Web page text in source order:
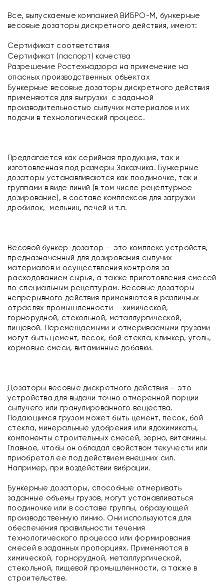
Все, выпускаемые компанией ВИБРО-М, бункерные
весовые дозаторы дискретного действия, имеют:
Сертификат соответствия
Сертификат (паспорт) качества
Разрешение Ростехнадзора на применение на
опасных производственных объектах
Бункерные весовые дозаторы дискретного действия
применяются для выгрузки с заданной
производительностью сыпучих материалов и их
подачи в технологический процесс.
Предлагается как серийная продукция, так и
изготовленная под размеры Заказчика. Бункерные
дозаторы устанавливаются как поодиночке, так и
группами в виде линий (в том числе рецептурное
дозирование), в составе комплексов для загрузки
дробилок, мельниц, печей и т.п.
Весовой бункер-дозатор – это комплекс устройств,
предназначенный для дозирования сыпучих
материалов и осуществления контроля за
расходованием сырья, а также приготовления смесей
по специальным рецептурам. Весовые дозаторы
непрерывного действия применяются в различных
отраслях промышленности – химической,
горнорудной, стекольной, металлургической,
пищевой. Перемещаемыми и отмериваемыми грузами
могут быть цемент, песок, бой стекла, клинкер, уголь,
кормовые смеси, витаминные добавки.
Дозаторы весовые дискретного действия – это
устройства для выдачи точно отмеренной порции
сыпучего или гранулированного вещества.
Подающимся грузом может быть цемент, песок, бой
стекла, минеральные удобрения или ядохимикаты,
компоненты строительных смесей, зерно, витамины.
Главное, чтобы он обладал свойством текучести или
приобретал ее под действием внешних сил.
Например, при воздействии вибрации.
Бункерные дозаторы, способные отмеривать
заданные объемы грузов, могут устанавливаться
поодиночке или в составе группы, образующей
производственную линию. Они используются для
обеспечения правильности течения
технологического процесса или формирования
смесей в заданных пропорциях. Применяются в
химической, горнорудной, металлургической,
стекольной, пищевой промышленности, а также в
строительстве.